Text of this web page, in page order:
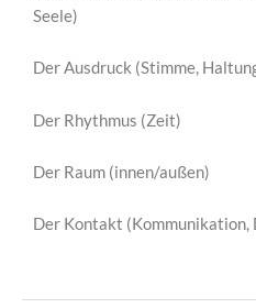
Seele)
Der Ausdruck (Stimme,
Der Rhythmus (Zeit)
Der Raum (innen/außen)
Der Kontakt (Kommunikation,